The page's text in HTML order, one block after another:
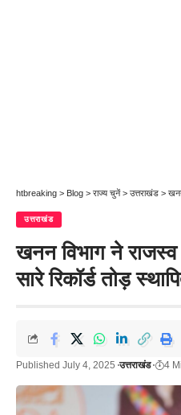
htbreaking > Blog > राज्य चुनें > उत्तराखंड > खनन
उत्तराखंड
खनन विभाग ने
सारे रिकॉर्ड तोड़
Published July 4, 2025 उत्तराखंड 4